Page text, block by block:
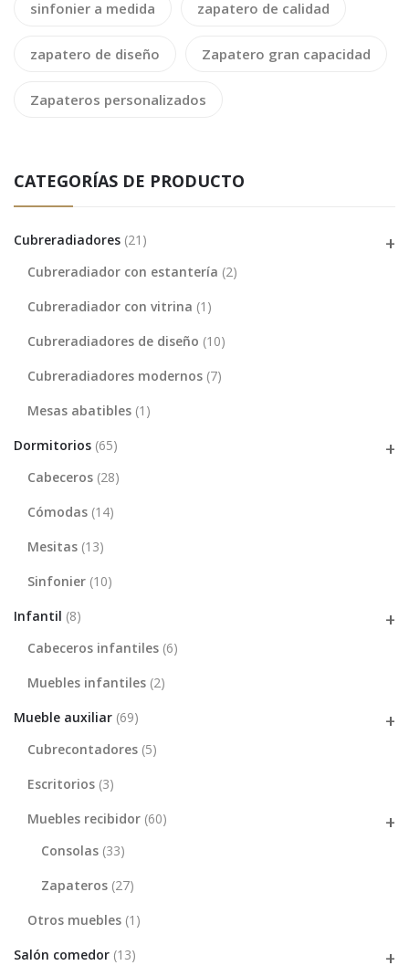
sinfonier a medida zapatero de calidad
zapatero de diseño Zapatero gran capacidad
Zapateros personalizados
CATEGORÍAS DE PRODUCTO
Cubreradiadores (21)
Cubreradiador con estantería (2)
Cubreradiador con vitrina (1)
Cubreradiadores de diseño (10)
Cubreradiadores modernos (7)
Mesas abatibles (1)
Dormitorios (65)
Cabeceros (28)
Cómodas (14)
Mesitas (13)
Sinfonier (10)
Infantil (8)
Cabeceros infantiles (6)
Muebles infantiles (2)
Mueble auxiliar (69)
Cubrecontadores (5)
Escritorios (3)
Muebles recibidor (60)
Consolas (33)
Zapateros (27)
Otros muebles (1)
Salón comedor (13)